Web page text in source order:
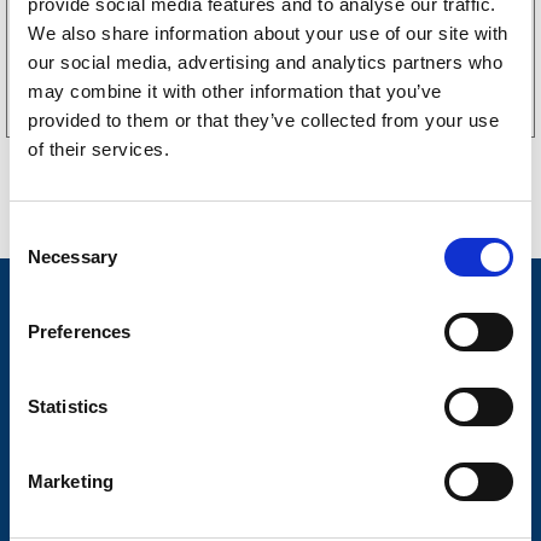
provide social media features and to analyse our traffic.
We also share information about your use of our site with
our social media, advertising and analytics partners who
may combine it with other information that you’ve
provided to them or that they’ve collected from your use
of their services.
o
Necessary
Preferences
Statistics
Marketing
Köp online
Släpvagnsservice
Frågor & Svar
Butikskoncept